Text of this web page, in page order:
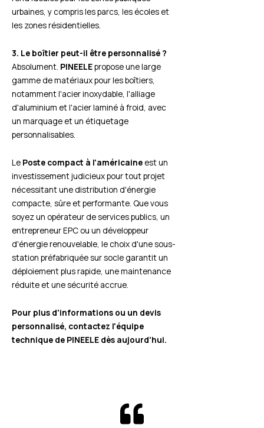
urbaines, y compris les parcs, les écoles et
les zones résidentielles.
3. Le boîtier peut-il être personnalisé ?
Absolument. PINEELEpropose une large
gamme de matériaux pour les boîtiers,
notamment l'acier inoxydable, l'alliage
d'aluminium et l'acier laminé à froid, avec
un marquage et un étiquetage
personnalisables.
Le Poste compact à l'américaine est un
investissement judicieux pour tout projet
nécessitant une distribution d'énergie
compacte, sûre et performante. Que vous
soyez un opérateur de services publics, un
entrepreneur EPC ou un développeur
d'énergie renouvelable, le choix d'une sous-
station préfabriquée sur socle garantit un
déploiement plus rapide, une maintenance
réduite et une sécurité accrue.
Pour plus d'informations ou un devis
personnalisé, contactez l'équipe
technique de PINEELE dès aujourd'hui.